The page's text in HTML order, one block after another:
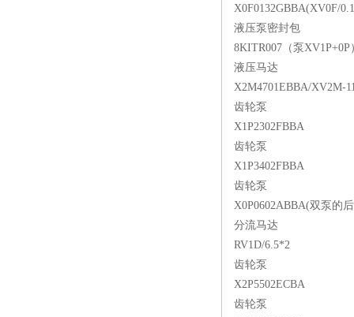
X0F0132GBBA(XV0F/
液压泵密封包
8KITR007（泵XV1P+0P
液压马达
X2M4701EBBA/XV2M-
齿轮泵
X1P2302FBBA
齿轮泵
X1P3402FBBA
齿轮泵
X0P0602ABBA(双泵的
分流马达
RV1D/6.5*2
齿轮泵
X2P5502ECBA
齿轮泵